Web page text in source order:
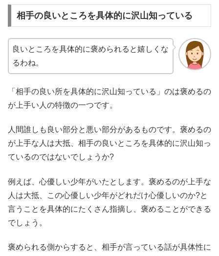
相手の良いところを具体的に沢山知っている
良いところを具体的に褒められると嬉しくな
るわね。
「相手の良い所を具体的に沢山知っている」のは褒めるの
が上手い人の特徴の一つです。
人間誰しも良い部分と悪い部分があるものです。褒めるの
が上手な人は大抵、相手の良いところを具体的に沢山知っ
ているのではないでしょうか?
例えば、心優しい少年がいたとします。褒めるのが上手な
人は大抵、この心優しい少年がどれだけ心優しいのか?と
言うことを具体的にたくさん指摘し、褒めることができる
でしょう。
褒められる側からすると、相手が言っている話が具体性に